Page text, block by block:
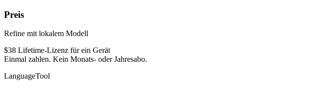
Preis
Refine mit lokalem Modell
$38 Lifetime-Lizenz für ein Gerät
Einmal zahlen. Kein Monats- oder Jahresabo.
LanguageTool